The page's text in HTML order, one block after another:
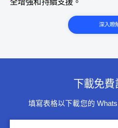
深入瞭
下載免費
填寫表格以下載您的